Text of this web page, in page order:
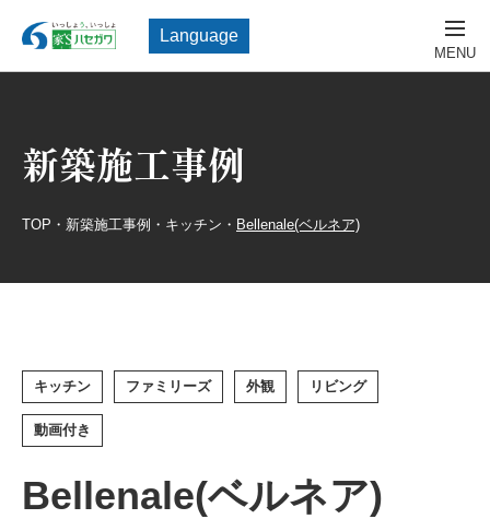
Language
新築施工事例
TOP ・ 新築施工事例 ・ キッチン ・ Bellenale(ベルネア)
キッチン ファミリーズ 外観 リビング
動画付き
Bellenale(ベルネア)